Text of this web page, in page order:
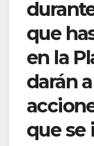
que
en la
darán
que se